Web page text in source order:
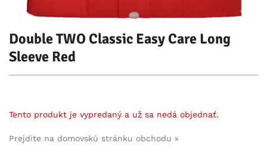
Double TWO Classic Easy Care Long
Sleeve Red
Tento produkt je vypredaný a už sa nedá objednať.
Prejdite na domovskú stránku obchodu »